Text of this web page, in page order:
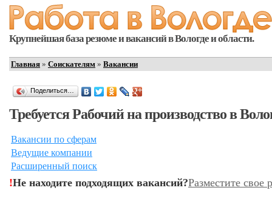
Крупнейшая база резюме и вакансий в Вологде и области.
Главная » Соискателям » Вакансии
Поделиться…
Требуется Рабочий на производство в
Вакансии по сферам
Ведущие компании
Расширенный поиск
!Не находите подходящих вакансий?Разместите свое